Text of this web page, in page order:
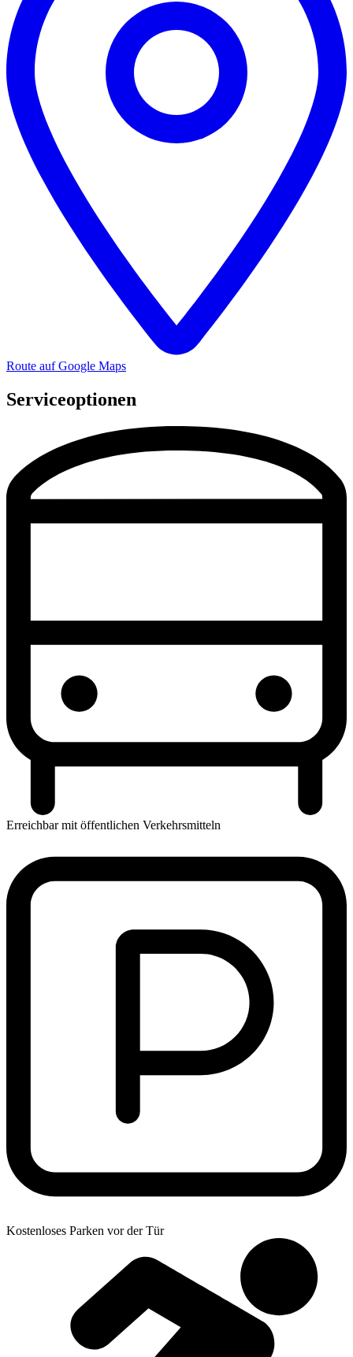
Route auf Google Maps
Serviceoptionen
Erreichbar mit öffentlichen Verkehrsmitteln
Kostenloses Parken vor der Tür